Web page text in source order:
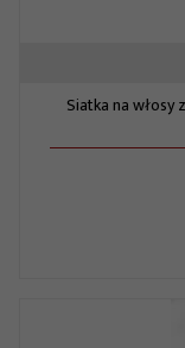
Siatka na włosy